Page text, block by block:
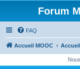
Forum
FAQ
Accueil MOOC